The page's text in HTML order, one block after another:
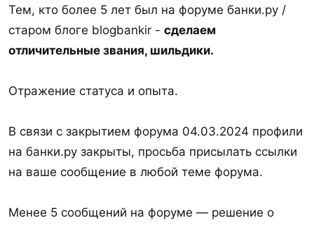
а
Тем, кто более 5 лет был на форуме банки.ру /
старом блоге blogbankir - сделаем
отличительные звания, шильдики.
Отражение статуса и опыта.
В связи с закрытием форума 04.03.2024 профили
на банки.ру закрыты, просьба присылать ссылки
на ваше сообщение в любой теме форума.
Менее 5 сообщений на форуме — решение о